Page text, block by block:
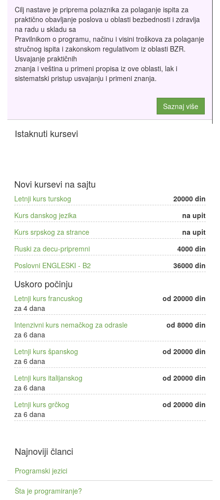
Cilj nastave je priprema polaznika za polaganje ispita za
praktično obavljanje poslova u oblasti bezbednosti i zdravlja
na radu u skladu sa
Pravilnikom o programu, načinu i visini troškova za polaganje
stručnog ispita i zakonskom regulativom iz oblasti BZR.
Usvajanje praktičnih
znanja i veština u primeni propisa iz ove oblasti, lak i
sistematski pristup usvajanju i primeni znanja.
Saznaj više
Istaknuti kursevi
Novi kursevi na sajtu
20000 din
Letnji kurs turskog
na upit
Kurs danskog jezika
na upit
Kurs srpskog za strance
4000 din
Ruski za decu-pripremni
36000 din
Poslovni ENGLESKI - B2
Uskoro počinju
od 20000 din
Letnji kurs francuskog
za 4 dana
od 8000 din
Intenzivni kurs nemačkog za odrasle
za 6 dana
od 20000 din
Letnji kurs španskog
za 6 dana
od 20000 din
Letnji kurs italijanskog
za 6 dana
od 20000 din
Letnji kurs grčkog
za 6 dana
Najnoviji članci
Programski jezici
Šta je programiranje?